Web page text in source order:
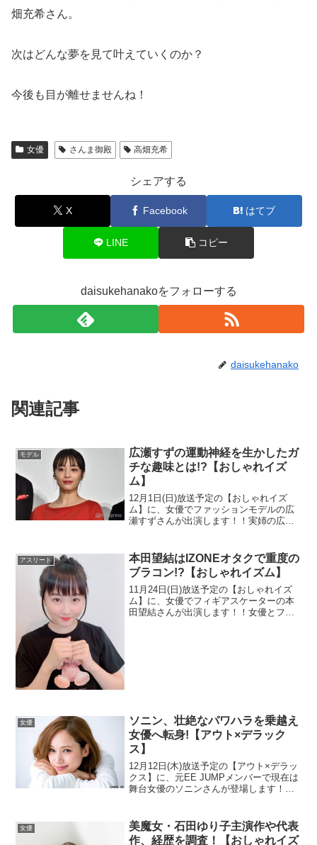
畑充希さん。
次はどんな夢を見て叶えていくのか？
今後も目が離せませんね！
女優 さんま御殿 高畑充希
シェアする
X Facebook はてブ
LINE コピー
daisukehanakoをフォローする
daisukehanako
関連記事
モデル
広瀬すずの運動神経を生かしたガ
チな趣味とは!?【おしゃれイズ
ム】
12月1日(日)放送予定の【おしゃれイズ
ム】に、女優でファッションモデルの広
瀬すずさんが出演します！！実姉の広瀬
が、抜群の運動神経を生かした趣味がガ
チすぎると話題にな...
アスリート
本田望結はIZONEオタクで重度の
ブラコン!?【おしゃれイズム】
11月24日(日)放送予定の【おしゃれイズ
ム】に、女優でフィギアスケーターの本
田望結さんが出演します！！女優とフィ
女優
ソニン、壮絶なパワハラを乗越え
女優へ転身!【アウト×デラック
ス】
12月12日(木)放送予定の【アウト×デラッ
クス】に、元EE JUMPメンバーで現在は
舞台女優のソニンさんが登場します！ブ
当時は、パワハラといってもいいくらい
の過酷な事...
女優
美魔女・石田ゆり子主演作や代表
作、経歴を調査！【おしゃれイズ